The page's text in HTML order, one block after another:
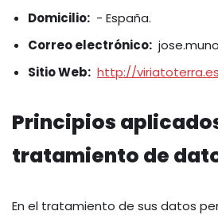
Domicilio: - España.
Correo electrónico:
Sitio Web: http://viriatoterra.es
Principios
tratamiento de
En el tratamiento de sus datos